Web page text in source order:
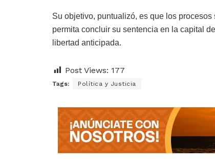
Su objetivo, puntualizó, es que los procesos
permita concluir su sentencia en la capital
libertad anticipada.
Post Views: 177
Tags: Política y Justicia